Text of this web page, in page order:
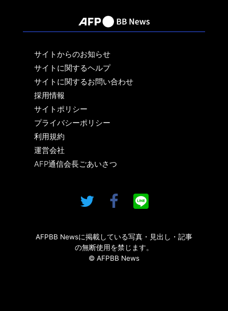
サイトからのお知らせ
サイトに関するヘルプ
サイトに関するお問い合わせ
採用情報
サイトポリシー
プライバシーポリシー
利用規約
運営会社
AFP通信会長ごあいさつ
AFPBB Newsに掲載している写真・見出し・記事
の無断使用を禁じます。
© AFPBB News